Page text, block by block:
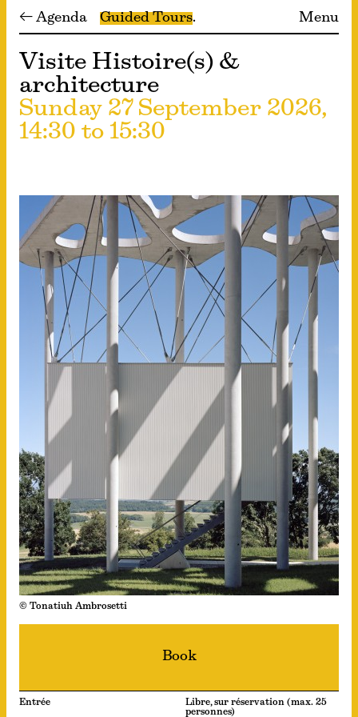
← Agenda Guided Tours Menu
Visite Histoire(s) &
architecture
Sunday 27 September 2026,
14:30 to 15:30
© Tonatiuh Ambrosetti
Book
Entrée
Libre, sur réservation (max. 25
personnes)